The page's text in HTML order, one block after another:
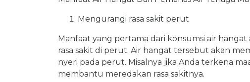
Mengurangi rasa sakit perut
Manfaat yang pertama dari konsumsi air
rasa sakit di perut. Air hangat tersebut akan
nyeri pada perut. Misalnya jika Anda terkena
membantu meredakan rasa sakitnya.